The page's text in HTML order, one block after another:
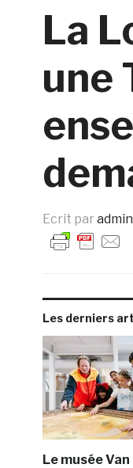
La
une
Ecrit par admin
Les derniers
Le musée Van